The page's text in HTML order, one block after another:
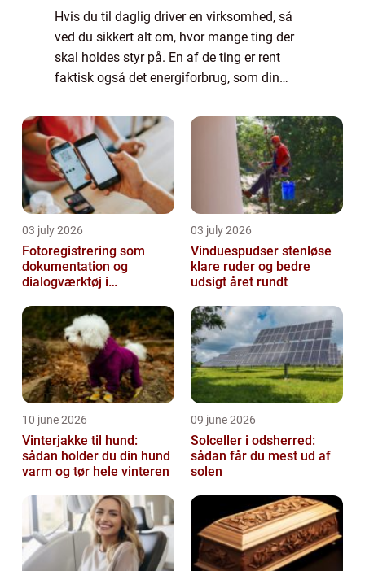
Hvis du til daglig driver en virksomhed, så
ved du sikkert alt om, hvor mange ting der
skal holdes styr på. En af de ting er rent
faktisk også det energiforbrug, som din
kan nemlig være ekstra svært at styre, j...
03 july 2026
Fotoregistrering som
dokumentation og
dialogværktøj i
03 july 2026
Vinduespudser stenløse
klare ruder og bedre
udsigt året rundt
10 june 2026
Vinterjakke til hund:
sådan holder du din hund
varm og tør hele vinteren
09 june 2026
Solceller i odsherred:
sådan får du mest ud af
solen